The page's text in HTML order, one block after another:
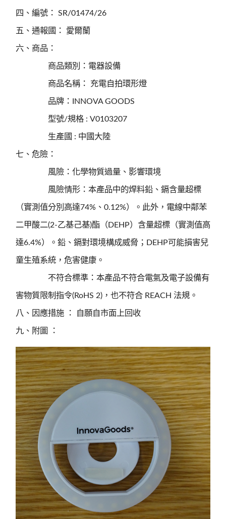
四、編號： SR/01474/26
五、通報國： 愛爾蘭
六、商品：
商品類別：電器設備
商品名稱： 充電自拍環形燈
品牌：INNOVA GOODS
型號/規格 : V0103207
生產國 : 中國大陸
七、危險：
風險：化學物質過量、影響環境
風險情形：本產品中的焊料鉛、鎘含量超標
（實測值分別高達74%、0.12%）。此外，電線中鄰苯
二甲酸二(2-乙基己基)酯（DEHP）含量超標（實測值高
達6.4%）。鉛、鎘對環境構成威脅；DEHP可能損害兒
童生殖系統，危害健康。
不符合標準：本產品不符合電氣及電子設備有
害物質限制指令(RoHS 2)，也不符合 REACH 法規。
八、因應措施 ： 自願自市面上回收
九、附圖 ：